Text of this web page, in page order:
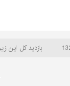
بازدید کل این